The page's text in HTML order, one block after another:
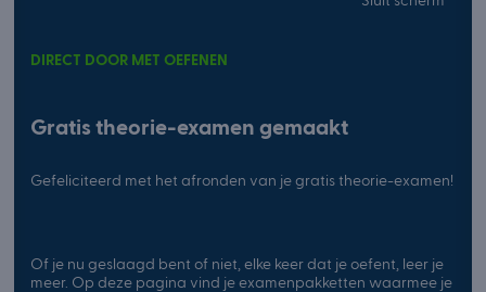
DIRECT DOOR MET OEFENEN
Gratis theorie-examen gemaakt
Gefeliciteerd met het afronden van je gratis theorie-examen!
Of je nu geslaagd bent of niet, elke keer dat je oefent, leer je
meer. Op deze pagina vind je examenpakketten waarmee je